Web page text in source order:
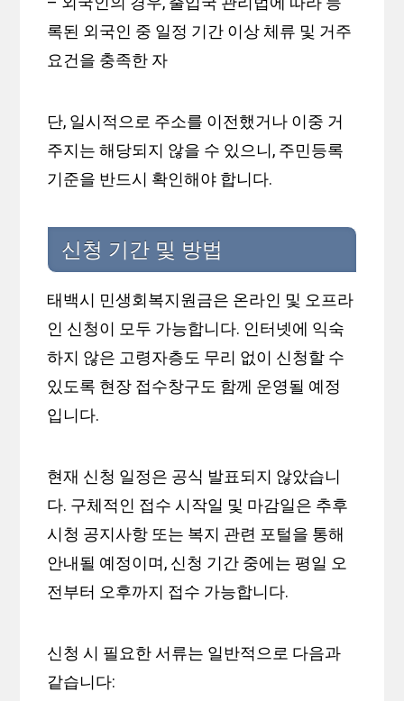
록된 외국인 중 일정 기간 이상 체류 및 거주
요건을 충족한 자
단, 일시적으로 주소를 이전했거나 이중 거
주지는 해당되지 않을 수 있으니, 주민등록
기준을 반드시 확인해야 합니다.
신청 기간 및 방법
태백시 민생회복지원금은 온라인 및 오프라
인 신청이 모두 가능합니다. 인터넷에 익숙
하지 않은 고령자층도 무리 없이 신청할 수
있도록 현장 접수창구도 함께 운영될 예정
입니다.
현재 신청 일정은 공식 발표되지 않았습니
다. 구체적인 접수 시작일 및 마감일은 추후
시청 공지사항 또는 복지 관련 포털을 통해
안내될 예정이며, 신청 기간 중에는 평일 오
전부터 오후까지 접수 가능합니다.
신청 시 필요한 서류는 일반적으로 다음과
같습니다: